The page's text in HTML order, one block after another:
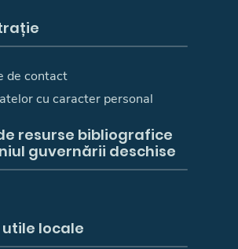
de contact
cu caracter personal
resurse bibliografice
guvernării deschise
locale